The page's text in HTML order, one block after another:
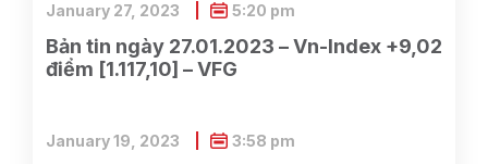
Bản tin ngày 27.01.2023 – Vn-Index +9,02
điểm [1.117,10] – VFG
January 27, 2023 5:20 pm
January 19, 2023 3:58 pm